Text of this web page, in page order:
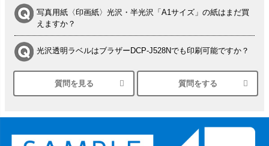
写真用紙〈印画紙〉光沢・半光沢「A1サイズ」の紙はまだ買
えますか？
光沢透明ラベルはブラザーDCP-J528Nでも印刷可能ですか？
シルバーペーパーにEPSON EP-30VAで印刷するときの設定
は？
ーSC-P8050に対応してますか
質問を見る 質問をする